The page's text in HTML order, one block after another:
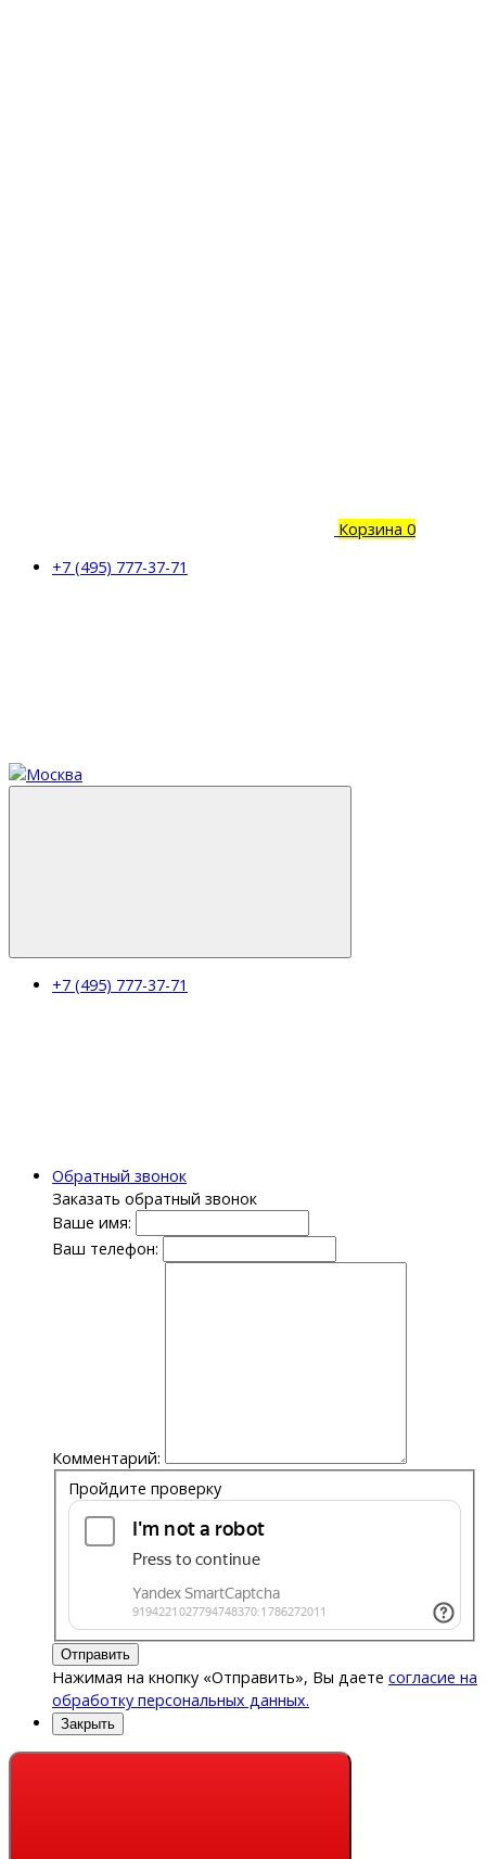
Корзина 0
+7 (495) 777-37-71
+7 (495) 777-37-71
Обратный звонок
Заказать обратный звонок
Ваше имя:
Ваш телефон:
Комментарий:
Пройдите проверку
Отправить
Нажимая на кнопку «Отправить», Вы даете согласие на
обработку персональных данных.
Закрыть